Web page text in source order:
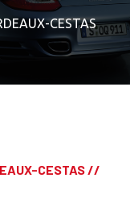
CESTAS
CESTAS //